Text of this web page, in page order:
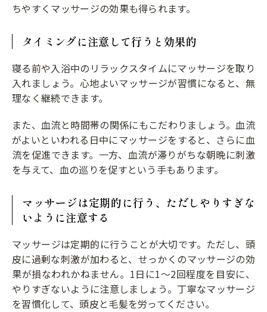
ちやすくマッサージの効果も得られます。
タイミングに注意して行うと効果的
寝る前や入浴中のリラックスタイムにマッサージを取り
入れましょう。心地よいマッサージが習慣になると、無
理なく継続できます。
また、血流と時間帯の関係にもこだわりましょう。血流
がよいといわれる日中にマッサージをすると、さらに血
流を促進できます。一方、血流が滞りがちな朝晩に刺激
を与えて、血の巡りを促すという手もあります。
マッサージは定期的に行う、ただしやりすぎな
いように注意する
マッサージは定期的に行うことが大切です。ただし、頭
皮に過剰な刺激が加わると、せっかくのマッサージの効
果が損なわれかねません。1日に1～2回程度を目安に、
やりすぎないように注意しましょう。丁寧なマッサージ
を習慣化して、頭皮と毛髪を労ってください。